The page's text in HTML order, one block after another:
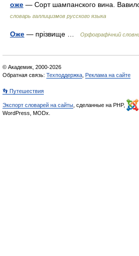
оже — Сорт шампанского вина.
словарь галлицизмов русского языка
Оже — прізвище … Орфографічний
© Академик, 2000-2026
Обратная связь: Техподдержка Реклама на сайте
👣 Путешествия
Экспорт словарей на сайты , сделанные на PHP,
WordPress, MODx.